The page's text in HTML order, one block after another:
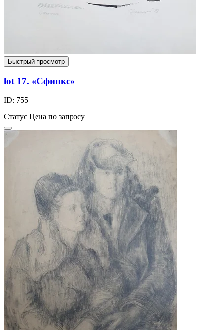
Быстрый просмотр
lot 17. «Сфинкс»
ID: 755
Статус Цена по запросу